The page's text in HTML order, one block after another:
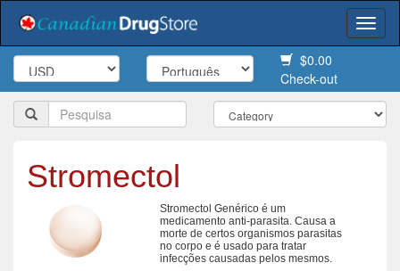
$0.00
Check-out
Stromectol
Stromectol Genérico é um
medicamento anti-parasita. Causa a
morte de certos organismos parasitas
no corpo e é usado para tratar
infecções causadas pelos mesmos.